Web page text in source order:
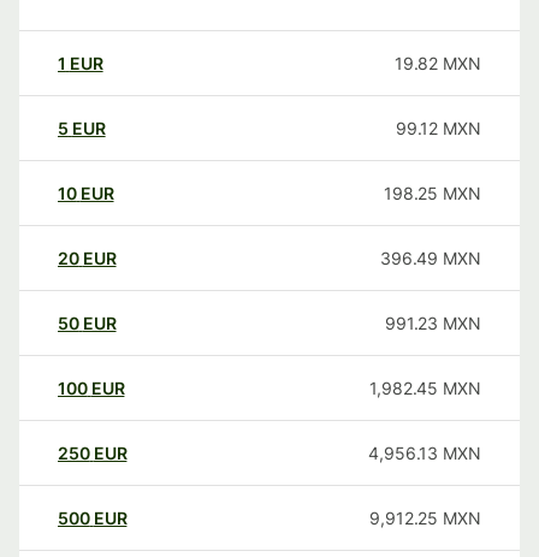
1 EUR 19.82 MXN
5 EUR 99.12 MXN
10 EUR 198.25 MXN
20 EUR 396.49 MXN
50 EUR 991.23 MXN
100 EUR 1,982.45 MXN
250 EUR 4,956.13 MXN
500 EUR 9,912.25 MXN